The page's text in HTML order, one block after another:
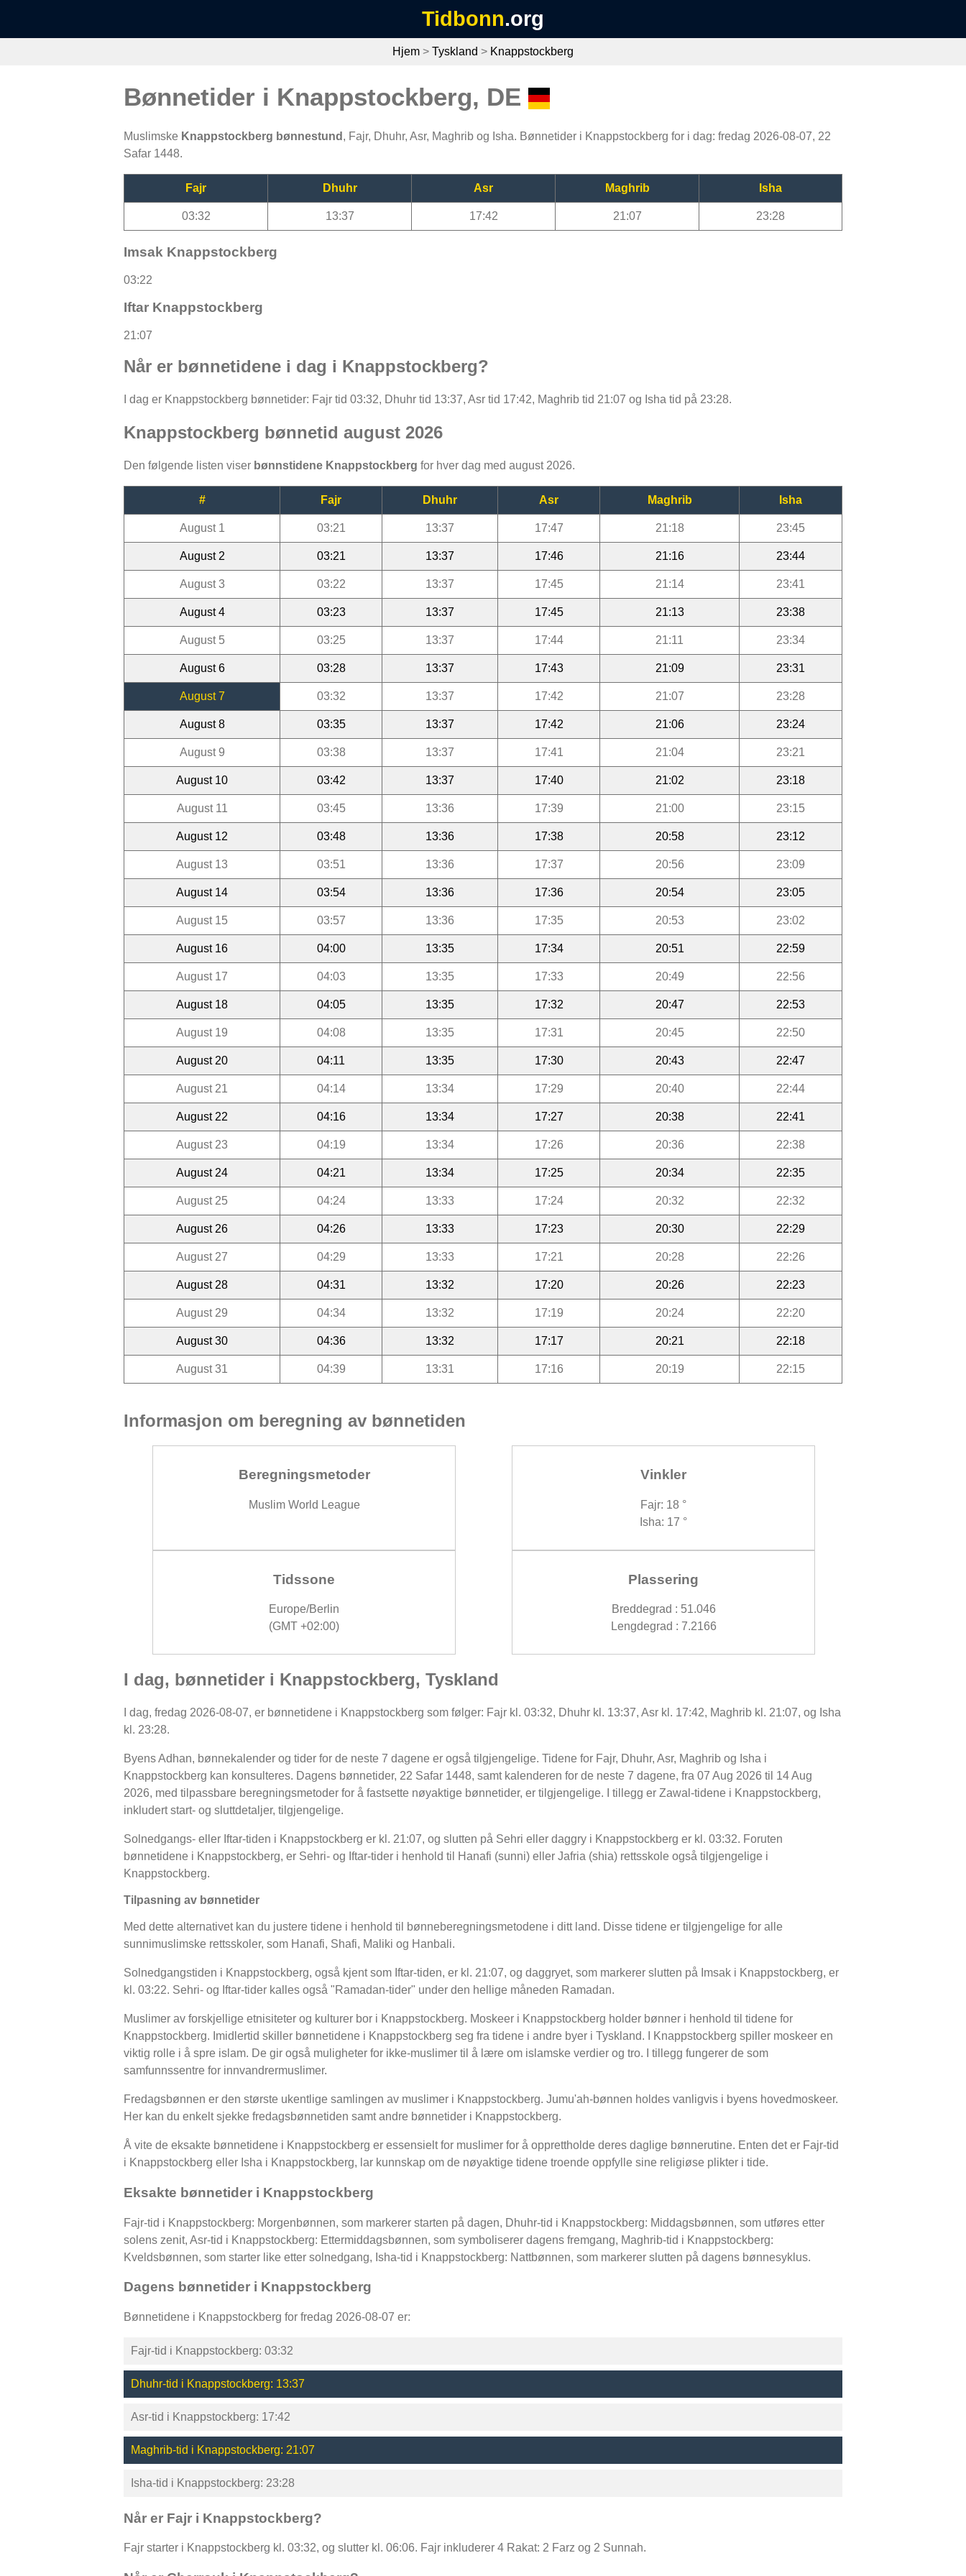
Tidbonn.org
Hjem > Tyskland > Knappstockberg
Bønnetider i Knappstockberg, DE
Muslimske Knappstockberg bønnestund , Fajr, Dhuhr, Asr, Maghrib og Isha. Bønnetider i Knappstockberg for i dag: fredag 2026-08-07, 22
Safar 1448.
Fajr Dhuhr Asr Maghrib Isha
03:32 13:37 17:42 21:07 23:28
Imsak Knappstockberg
03:22
Iftar Knappstockberg
21:07
Når er bønnetidene i dag i Knappstockberg?
I dag er Knappstockberg bønnetider: Fajr tid 03:32, Dhuhr tid 13:37, Asr tid 17:42, Maghrib tid 21:07 og Isha tid på 23:28.
Knappstockberg bønnetid august 2026
Den følgende listen viser bønnstidene Knappstockberg for hver dag med august 2026.
# Fajr Dhuhr Asr Maghrib Isha
August 1 03:21 13:37 17:47 21:18 23:45
August 2 03:21 13:37 17:46 21:16 23:44
August 3 03:22 13:37 17:45 21:14 23:41
August 4 03:23 13:37 17:45 21:13 23:38
August 5 03:25 13:37 17:44 21:11 23:34
August 6 03:28 13:37 17:43 21:09 23:31
August 7 03:32 13:37 17:42 21:07 23:28
August 8 03:35 13:37 17:42 21:06 23:24
August 9 03:38 13:37 17:41 21:04 23:21
August 10 03:42 13:37 17:40 21:02 23:18
August 11 03:45 13:36 17:39 21:00 23:15
August 12 03:48 13:36 17:38 20:58 23:12
August 13 03:51 13:36 17:37 20:56 23:09
August 14 03:54 13:36 17:36 20:54 23:05
August 15 03:57 13:36 17:35 20:53 23:02
August 16 04:00 13:35 17:34 20:51 22:59
August 17 04:03 13:35 17:33 20:49 22:56
August 18 04:05 13:35 17:32 20:47 22:53
August 19 04:08 13:35 17:31 20:45 22:50
August 20 04:11 13:35 17:30 20:43 22:47
August 21 04:14 13:34 17:29 20:40 22:44
August 22 04:16 13:34 17:27 20:38 22:41
August 23 04:19 13:34 17:26 20:36 22:38
August 24 04:21 13:34 17:25 20:34 22:35
August 25 04:24 13:33 17:24 20:32 22:32
August 26 04:26 13:33 17:23 20:30 22:29
August 27 04:29 13:33 17:21 20:28 22:26
August 28 04:31 13:32 17:20 20:26 22:23
August 29 04:34 13:32 17:19 20:24 22:20
August 30 04:36 13:32 17:17 20:21 22:18
August 31 04:39 13:31 17:16 20:19 22:15
Informasjon om beregning av bønnetiden
Beregningsmetoder
Muslim World League
Vinkler
Fajr: 18 °
Isha: 17 °
Tidssone
Europe/Berlin
(GMT +02:00)
Plassering
Breddegrad : 51.046
Lengdegrad : 7.2166
I dag, bønnetider i Knappstockberg, Tyskland
I dag, fredag 2026-08-07, er bønnetidene i Knappstockberg som følger: Fajr kl. 03:32, Dhuhr kl. 13:37, Asr kl. 17:42, Maghrib kl. 21:07, og Isha
kl. 23:28.
Byens Adhan, bønnekalender og tider for de neste 7 dagene er også tilgjengelige. Tidene for Fajr, Dhuhr, Asr, Maghrib og Isha i
Knappstockberg kan konsulteres. Dagens bønnetider, 22 Safar 1448, samt kalenderen for de neste 7 dagene, fra 07 Aug 2026 til 14 Aug
2026, med tilpassbare beregningsmetoder for å fastsette nøyaktige bønnetider, er tilgjengelige. I tillegg er Zawal-tidene i Knappstockberg,
inkludert start- og sluttdetaljer, tilgjengelige.
Solnedgangs- eller Iftar-tiden i Knappstockberg er kl. 21:07, og slutten på Sehri eller daggry i Knappstockberg er kl. 03:32. Foruten
bønnetidene i Knappstockberg, er Sehri- og Iftar-tider i henhold til Hanafi (sunni) eller Jafria (shia) rettsskole også tilgjengelige i
Knappstockberg.
Tilpasning av bønnetider
Med dette alternativet kan du justere tidene i henhold til bønneberegningsmetodene i ditt land. Disse tidene er tilgjengelige for alle
sunnimuslimske rettsskoler, som Hanafi, Shafi, Maliki og Hanbali.
Solnedgangstiden i Knappstockberg, også kjent som Iftar-tiden, er kl. 21:07, og daggryet, som markerer slutten på Imsak i Knappstockberg, er
kl. 03:22. Sehri- og Iftar-tider kalles også "Ramadan-tider" under den hellige måneden Ramadan.
Muslimer av forskjellige etnisiteter og kulturer bor i Knappstockberg. Moskeer i Knappstockberg holder bønner i henhold til tidene for
Knappstockberg. Imidlertid skiller bønnetidene i Knappstockberg seg fra tidene i andre byer i Tyskland. I Knappstockberg spiller moskeer en
viktig rolle i å spre islam. De gir også muligheter for ikke-muslimer til å lære om islamske verdier og tro. I tillegg fungerer de som
samfunnssentre for innvandrermuslimer.
Fredagsbønnen er den største ukentlige samlingen av muslimer i Knappstockberg. Jumu'ah-bønnen holdes vanligvis i byens hovedmoskeer.
Her kan du enkelt sjekke fredagsbønnetiden samt andre bønnetider i Knappstockberg.
Å vite de eksakte bønnetidene i Knappstockberg er essensielt for muslimer for å opprettholde deres daglige bønnerutine. Enten det er Fajr-tid
i Knappstockberg eller Isha i Knappstockberg, lar kunnskap om de nøyaktige tidene troende oppfylle sine religiøse plikter i tide.
Eksakte bønnetider i Knappstockberg
Fajr-tid i Knappstockberg: Morgenbønnen, som markerer starten på dagen, Dhuhr-tid i Knappstockberg: Middagsbønnen, som utføres etter
solens zenit, Asr-tid i Knappstockberg: Ettermiddagsbønnen, som symboliserer dagens fremgang, Maghrib-tid i Knappstockberg:
Kveldsbønnen, som starter like etter solnedgang, Isha-tid i Knappstockberg: Nattbønnen, som markerer slutten på dagens bønnesyklus.
Dagens bønnetider i Knappstockberg
Bønnetidene i Knappstockberg for fredag 2026-08-07 er:
Fajr-tid i Knappstockberg: 03:32
Dhuhr-tid i Knappstockberg: 13:37
Asr-tid i Knappstockberg: 17:42
Maghrib-tid i Knappstockberg: 21:07
Isha-tid i Knappstockberg: 23:28
Når er Fajr i Knappstockberg?
Fajr starter i Knappstockberg kl. 03:32, og slutter kl. 06:06. Fajr inkluderer 4 Rakat: 2 Farz og 2 Sunnah.